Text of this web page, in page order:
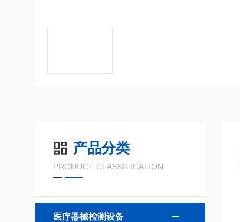
产品分类
PRODUCT CLASSIFICATION
医疗器械检测设备